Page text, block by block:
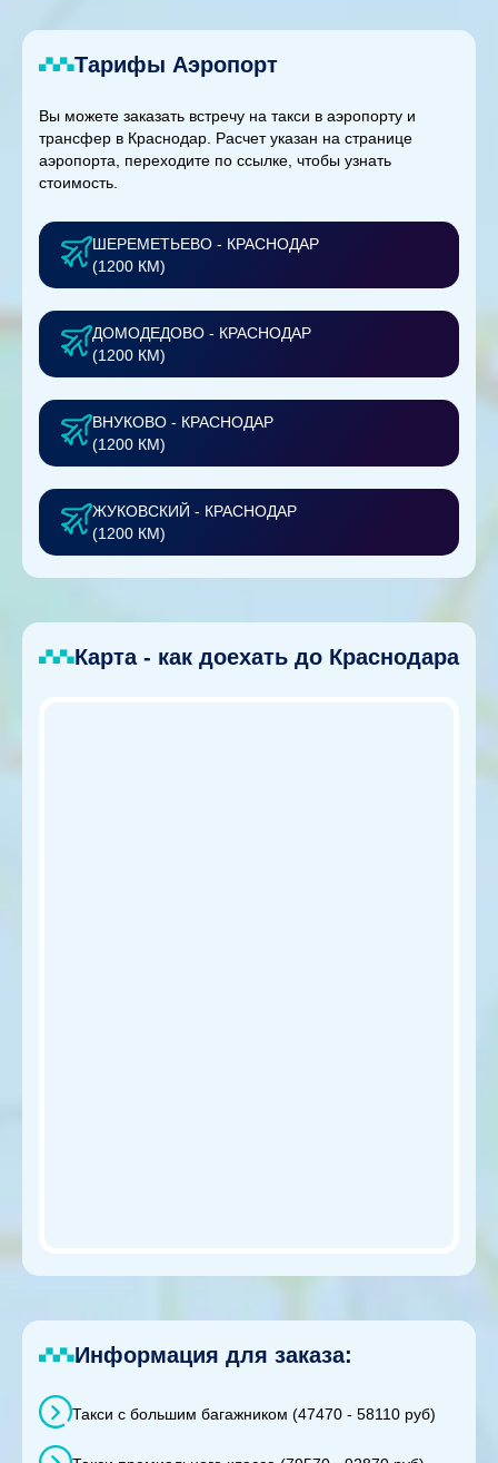
Тарифы Аэропорт
Вы можете заказать встречу на такси в аэропорту и
трансфер в Краснодар. Расчет указан на странице
аэропорта, переходите по ссылке, чтобы узнать
стоимость.
ШЕРЕМЕТЬЕВО - КРАСНОДАР
(1200 КМ)
ДОМОДЕДОВО - КРАСНОДАР
(1200 КМ)
ВНУКОВО - КРАСНОДАР
(1200 КМ)
ЖУКОВСКИЙ - КРАСНОДАР
(1200 КМ)
Карта - как доехать до Краснодара
Информация для заказа:
Такси с большим багажником (47470 - 58110 руб)